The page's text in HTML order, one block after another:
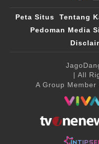
Peta Situs Tentang
Pedoman Media
| All
A Group Member